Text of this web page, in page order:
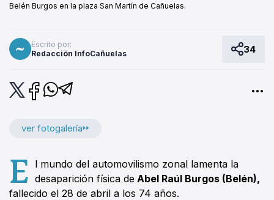
Belén Burgos en la plaza San Martín de Cañuelas.
Escrito por:
Redacción InfoCañuelas
34
ver fotogalería
E l mundo del automovilismo zonal lamenta la
desaparición física de Abel Raúl Burgos (Belén),
fallecido el 28 de abril a los 74 años.